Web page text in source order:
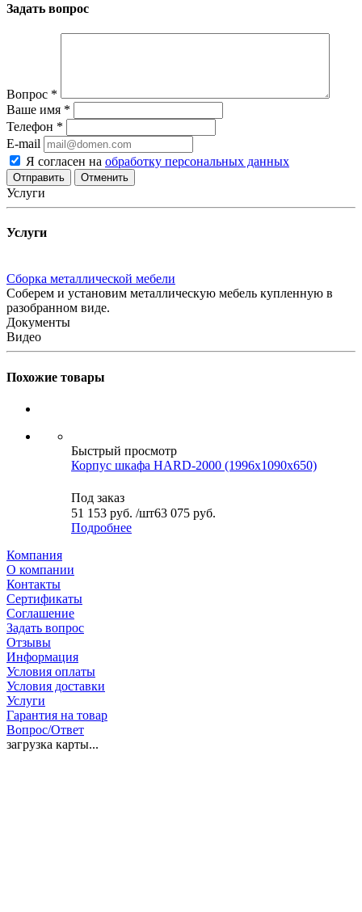
Задать вопрос
Вопрос *
Ваше имя *
Телефон *
E-mail
Я согласен на обработку персональных данных
Отменить
Услуги
Услуги
Сборка металлической мебели
Соберем и установим металлическую мебель купленную в
разобранном виде.
Документы
Видео
Похожие товары
Быстрый просмотр
Корпус шкафа HARD-2000 (1996x1090x650)
Под заказ
51 153 руб. /шт63 075 руб.
Подробнее
Компания
О компании
Контакты
Сертификаты
Соглашение
Задать вопрос
Отзывы
Информация
Условия оплаты
Условия доставки
Услуги
Гарантия на товар
Вопрос/Ответ
загрузка карты...